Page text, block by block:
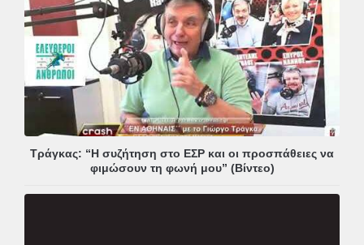
Τράγκας: “Η συζήτηση στο ΕΣΡ και οι προσπάθειες να
φιμώσουν τη φωνή μου” (Βίντεο)